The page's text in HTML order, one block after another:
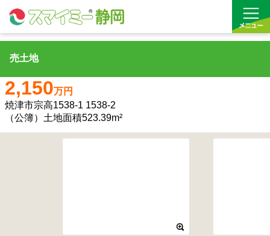
買う
売土地
2,150万円
焼津市宗高1538-1 1538-2
（公簿）土地面積523.39m²